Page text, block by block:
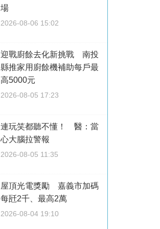
場
2026-08-06 15:02
迎戰廚餘去化新挑戰 南投
縣推家用廚餘機補助每戶最
高5000元
2026-08-05 17:23
連玩笑都聽不懂！ 醫：當
心大腦拉警報
2026-08-05 11:35
屋頂光電獎勵 嘉義市加碼
每瓩2千、最高2萬
2026-08-04 19:10